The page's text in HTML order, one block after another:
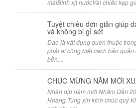
màiBình xịt nướcVài chiếc kẹp
Tuyệt chiêu đơn giản giúp
và không bị gỉ sét
Dao là vật dụng quen thuộc
phải ai cũng biết cách bảo
bền....
CHÚC MỪNG NĂM MỚI
Nhân dịp năm mới Nhâm Dần
Hoàng Tùng xin kính chúc quý